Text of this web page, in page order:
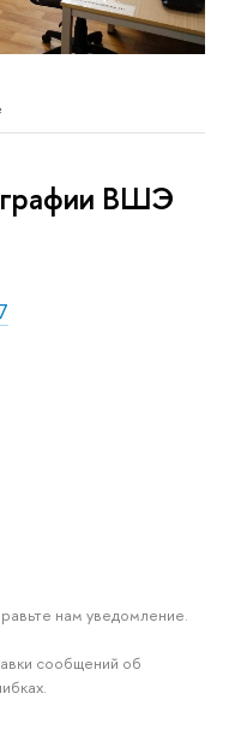
ВШЭ
нам уведомление.
сообщений об